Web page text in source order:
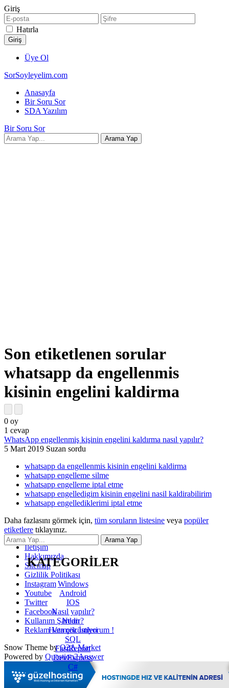
Giriş
Hatırla
Üye Ol
SorSoyleyelim.com
Anasayfa
Bir Soru Sor
SDA Yazılım
Bir Soru Sor
Son etiketlenen sorular
whatsapp da engellenmis
kisinin engelini kaldirma
0 oy
1 cevap
WhatsApp engellenmiş kişinin engelini kaldırma nasıl yapılır?
5 Mart 2019 Suzan sordu
whatsapp da engellenmis kisinin engelini kaldirma
whatsapp engelleme silme
whatsapp engelleme iptal etme
whatsapp engelledigim kisinin engelini nasil kaldirabilirim
whatsapp engellediklerimi iptal etme
Daha fazlasını görmek için, tüm soruların listesine veya popüler
etiketlere tıklayınız.
KATEGORİLER
Windows
Android
IOS
Nasıl yapılır?
Nedir?
Hata çözümleri
SQL
FastReport
DevExpress
C#
İletişim
Hakkımızda
Sitemap
Gizlilik Politikası
Instagram
Youtube
Twitter
Facebook
Kullanım Şartları
Reklam Vermek İstiyorum !
Snow Theme byQ2A Market
Powered by Question2Answer